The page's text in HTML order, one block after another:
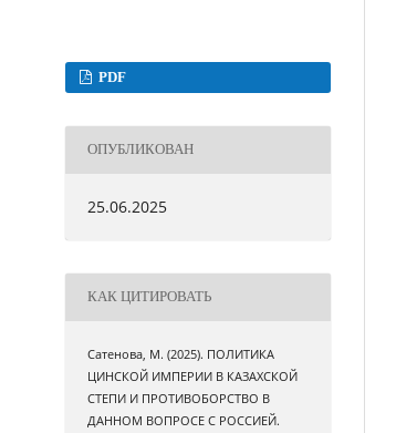
PDF
ОПУБЛИКОВАН
25.06.2025
КАК ЦИТИРОВАТЬ
Сатенова, М. (2025). ПОЛИТИКА
ЦИНСКОЙ ИМПЕРИИ В КАЗАХСКОЙ
СТЕПИ И ПРОТИВОБОРСТВО В
ДАННОМ ВОПРОСЕ С РОССИЕЙ.